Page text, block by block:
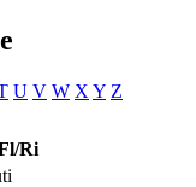
U V W X Y Z
Ri